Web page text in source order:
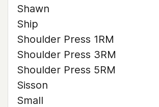
Shawn
Ship
Shoulder Press 1RM
Shoulder Press 3RM
Shoulder Press 5RM
Sisson
Small